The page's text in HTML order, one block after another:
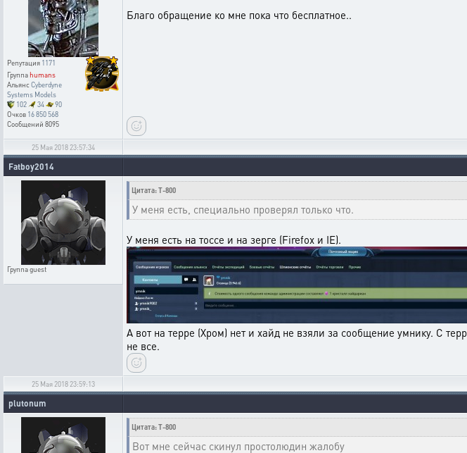
Репутация 1171
Группаhumans
АльянсCyberdyne
Systems Models
102
34
90
Очков 16 850 568
Сообщений 8095
Благо обращение ко мне пока что бесплатное..
25 Мая 2018 23:57:34
Fatboy2014
Группаguest
Цитата: T-800
У меня есть, специально проверял только что.
У меня есть на тоссе и на зерге (Firefox и IE).
А вот на терре (Хром) нет и хайд не взяли за сообщение умнику. С
не все.
25 Мая 2018 23:59:13
plutonum
Цитата: T-800
Вот мне сейчас скинул простолюдин жалобу